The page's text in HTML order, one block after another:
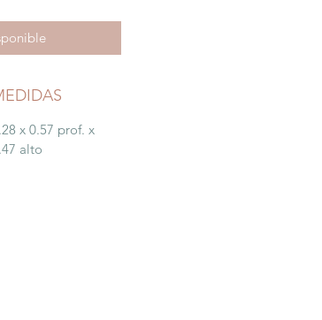
x 0.57 prof. x
alto